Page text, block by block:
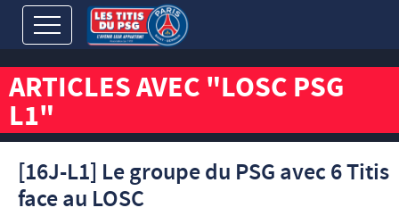
ARTICLES AVEC "LOSC PSG
L1"
[16J-L1] Le groupe du PSG avec 6 Titis
face au LOSC